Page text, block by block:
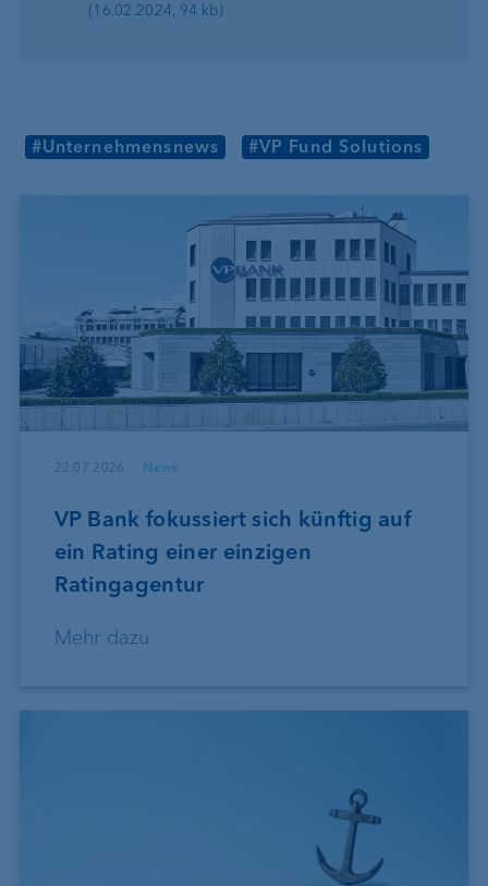
(16.02.2024, 94 kb)
#Unternehmensnews #VP Fund Solutions
22.07.2026 News
VP Bank fokussiert sich künftig auf
ein Rating einer einzigen
Ratingagentur
Mehr dazu